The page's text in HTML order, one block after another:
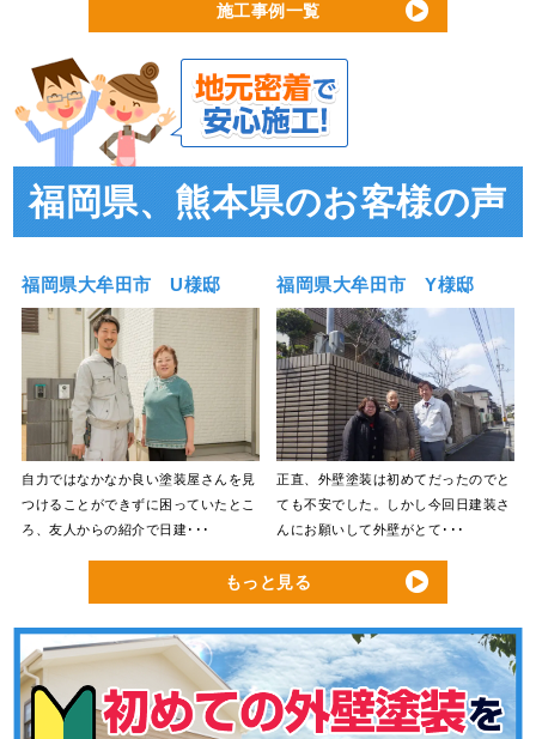
施工事例一覧
福岡県、熊本県のお客様の声
福岡県大牟田市 U様邸
自力ではなかなか良い塗装屋さんを見
つけることができずに困っていたとこ
ろ、友人からの紹介で日建･･･
福岡県大牟田市 Y様邸
正直、外壁塗装は初めてだったのでと
ても不安でした。しかし今回日建装さ
んにお願いして外壁がとて･･･
もっと見る